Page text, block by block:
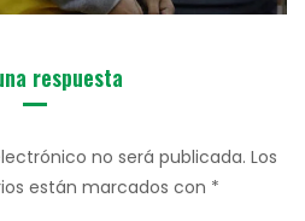
respuesta
no será publicada. Los
están marcados con *